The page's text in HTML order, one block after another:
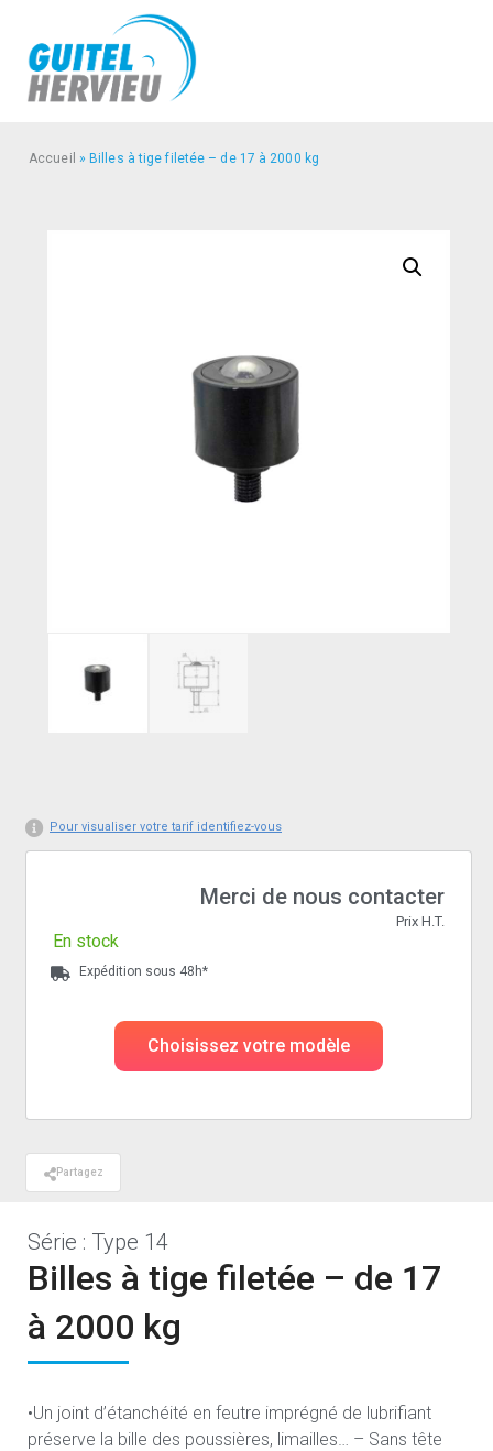
Accueil » Billes à tige filetée – de 17 à 2000 kg
Pour visualiser votre tarif identifiez-vous
Merci de nous contacter
Prix H.T.
En stock
Expédition sous 48h*
Choisissez votre modèle
Partagez
Série : Type 14
Billes à tige filetée – de 17
à 2000 kg
•Un joint d’étanchéité en feutre imprégné de lubrifiant
préserve la bille des poussières, limailles… – Sans tête